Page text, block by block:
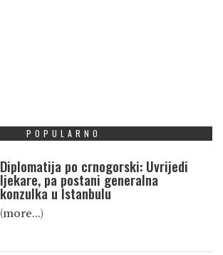
POPULARNO
Diplomatija po crnogorski: Uvrijedi
ljekare, pa postani generalna
konzulka u Istanbulu
(more…)